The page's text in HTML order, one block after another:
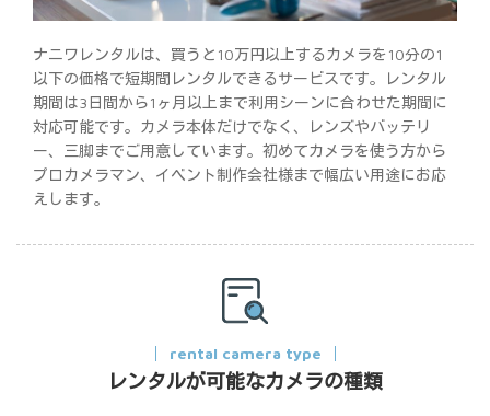
ナニワレンタルは、買うと10万円以上するカメラを10分の1
以下の価格で短期間レンタルできるサービスです。レンタル
期間は3日間から1ヶ月以上まで利用シーンに合わせた期間に
対応可能です。カメラ本体だけでなく、レンズやバッテリ
ー、三脚までご用意しています。初めてカメラを使う方から
プロカメラマン、イベント制作会社様まで幅広い用途にお応
えします。
rental camera type
レンタルが可能なカメラの種類